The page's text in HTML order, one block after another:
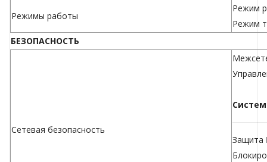
Режимы работы
Режим
Режим
БЕЗОПАСНОСТЬ
Сетевая безопасность
Защита